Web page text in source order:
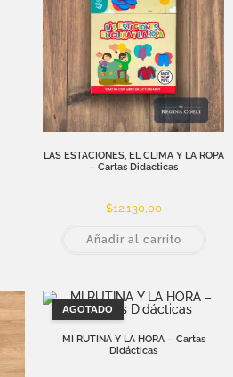
LAS ESTACIONES, EL CLIMA Y LA ROPA
– Cartas Didácticas
$12.130,00
Añadir al carrito
AGOTADO
MI RUTINA Y LA HORA – Cartas
Didácticas